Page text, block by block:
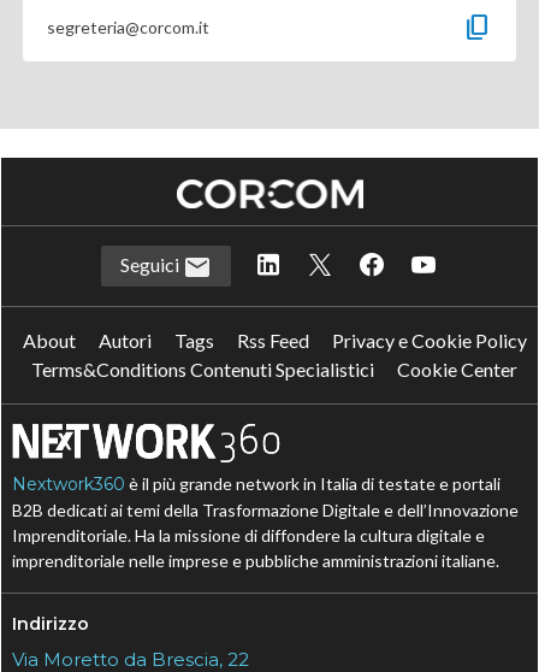
segreteria@corcom.it content_copy
Seguici
About Autori Tags Rss Feed
Privacy e Cookie Policy
Terms&Conditions Contenuti Specialistici
Cookie Center
Nextwork360 è il più grande network in Italia di testate e portali
B2B dedicati ai temi della Trasformazione Digitale e dell’Innovazione
Imprenditoriale. Ha la missione di diffondere la cultura digitale e
imprenditoriale nelle imprese e pubbliche amministrazioni italiane.
Indirizzo
Via Moretto da Brescia, 22